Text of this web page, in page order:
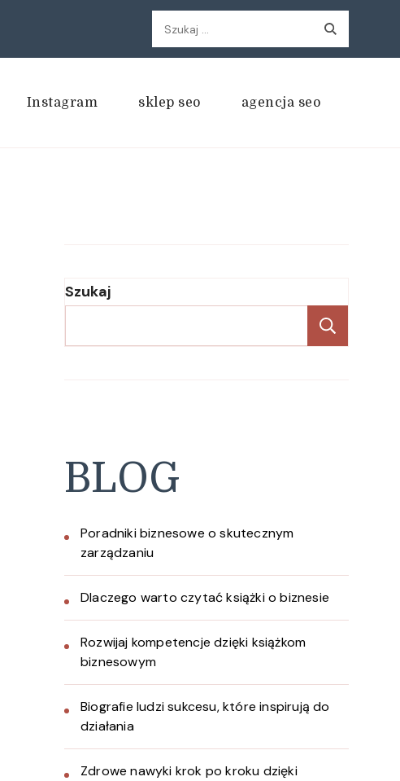
Szukaj:
Instagram sklep seo agencja seo
Szukaj
BLOG
Poradniki biznesowe o skutecznym
zarządzaniu
Dlaczego warto czytać książki o biznesie
Rozwijaj kompetencje dzięki książkom
biznesowym
Biografie ludzi sukcesu, które inspirują do
działania
Zdrowe nawyki krok po kroku dzięki